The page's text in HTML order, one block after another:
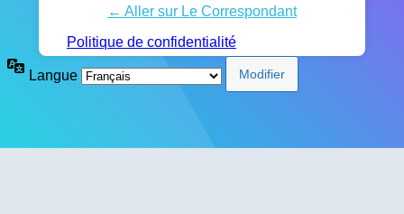
← Aller sur Le Correspondant
Politique de confidentialité
Langue